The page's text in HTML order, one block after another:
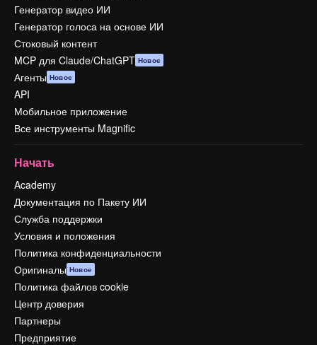
Генератор видео ИИ
Генератор голоса на основе ИИ
Стоковый контент
MCP для Claude/ChatGPT Новое
Агенты Новое
API
Мобильное приложение
Все инструменты Magnific
Начать
Academy
Документация по Пакету ИИ
Служба поддержки
Условия и положения
Политика конфиденциальности
Оригиналы Новое
Политика файлов cookie
Центр доверия
Партнеры
Предприятие